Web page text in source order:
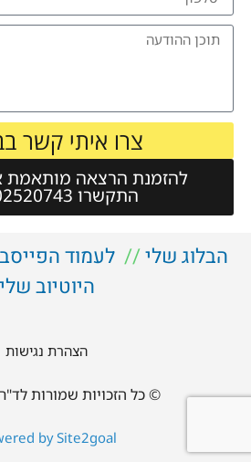
צרו איתי קשר
להזמנת הרצאה מותאמת
התקשרו 0502520743
הבלוג שלי// לעמוד
היוטיוב שלי
הצהרת נגישות
© כל הזכויות שמורות
by Site2goal